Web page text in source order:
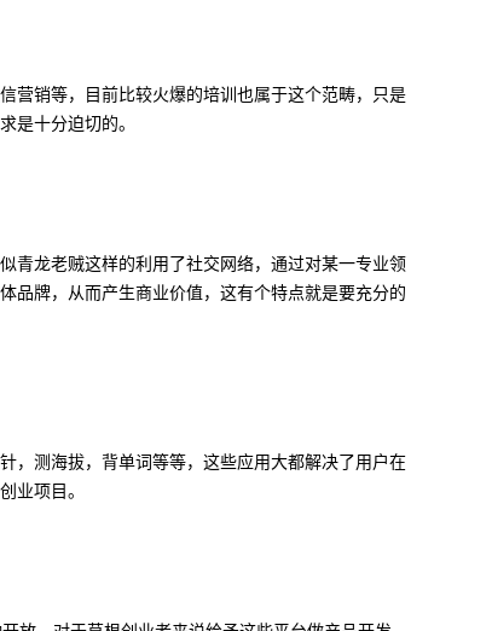
营销等，目前比较火爆的培训也属于这个范畴，只是
是十分迫切的。
青龙老贼这样的利用了社交网络，通过对某一专业领
品牌，从而产生商业价值，这有个特点就是要充分的
，测海拔，背单词等等，这些应用大都解决了用户在
业项目。